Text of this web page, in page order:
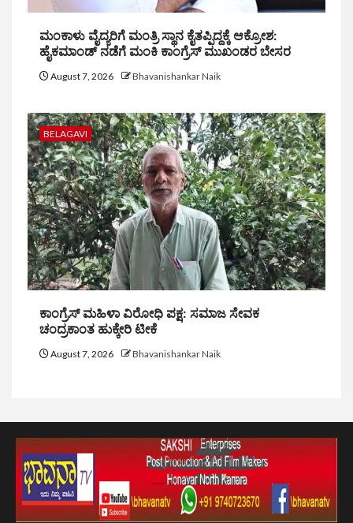
ಮಂಕಾಳು ವೈದ್ಯರಿಗೆ ಮಂತ್ರಿ ಸ್ಥಾನ ಕೈತಪ್ಪಿದ್ದಕ್ಕೆ ಆಕ್ರೋಶ:
ಹೈಕಮಾಂಡ್ ನಡೆಗೆ ಮಂಕಿ ಕಾಂಗ್ರೆಸ್ ಮುಖಂಡರ ಬೇಸರ
August 7, 2026 Bhavanishankar Naik
BELAGAVI
ಕಾಂಗ್ರೆಸ್ ಮಹಿಳಾ ವಿರೋಧಿ ಪಕ್ಷ: ಸಮಾಜ ಸೇವಕ
ಚಂದ್ರಕಾಂತ ಹುಕ್ಕೇರಿ ಟೀಕೆ
August 7, 2026 Bhavanishankar Naik